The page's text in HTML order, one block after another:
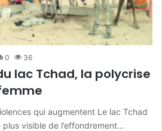
0 36
lac Tchad, la polycrise
qui augmentent Le lac Tchad
visible de l’effondrement…